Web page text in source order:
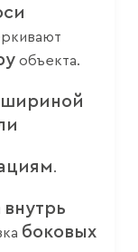
объекта.
.
внутрь
боковых